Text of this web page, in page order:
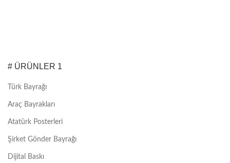
# ÜRÜNLER 1
Türk Bayrağı
Araç Bayrakları
Atatürk Posterleri
Şirket Gönder Bayrağı
Dijital Baskı